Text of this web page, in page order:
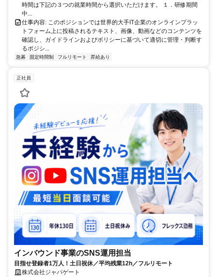
時間は下記の３つの就業時間から選択いただけます。 １．研修期間
中...
仕事内容: このポジションでは世界的大手IT企業のオンラインプラッ
トフォーム上に投稿されるテキスト、画像、動画などのコンテンツを
確認し、ガイドラインおよびポリシーに基づいて適切に管理・判断す
るポジシ...
急募 固定時間制 フルリモート 昇給あり
正社員
インバウンド事業のSNS運用担当
目指せ登録者1万人！土日祝休／平均残業12h／フルリモート
株式会社ジャパゲート